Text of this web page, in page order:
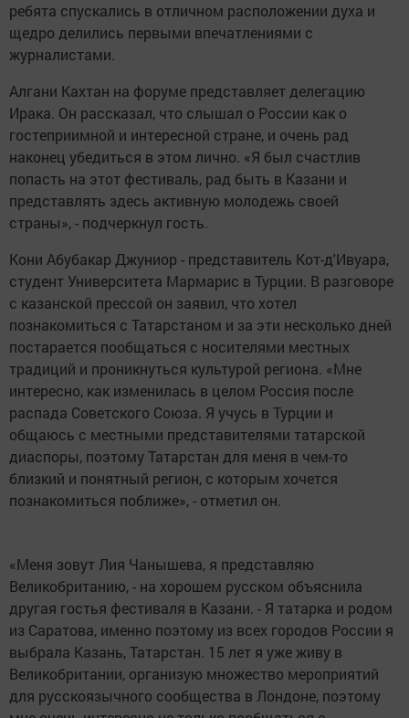
ребята спускались в отличном расположении духа и
щедро делились первыми впечатлениями с
журналистами.
Алгани Кахтан на форуме представляет делегацию
Ирака. Он рассказал, что слышал о России как о
гостеприимной и интересной стране, и очень рад
наконец убедиться в этом лично. «Я был счастлив
попасть на этот фестиваль, рад быть в Казани и
представлять здесь активную молодежь своей
страны», - подчеркнул гость.
Кони Абубакар Джуниор - представитель Кот-д'Ивуара,
студент Университета Мармарис в Турции. В разговоре
с казанской прессой он заявил, что хотел
познакомиться с Татарстаном и за эти несколько дней
постарается пообщаться с носителями местных
традиций и проникнуться культурой региона. «Мне
интересно, как изменилась в целом Россия после
распада Советского Союза. Я учусь в Турции и
общаюсь с местными представителями татарской
диаспоры, поэтому Татарстан для меня в чем-то
близкий и понятный регион, с которым хочется
познакомиться поближе», - отметил он.
«Меня зовут Лия Чанышева, я представляю
Великобританию, - на хорошем русском объяснила
другая гостья фестиваля в Казани. - Я татарка и родом
из Саратова, именно поэтому из всех городов России я
выбрала Казань, Татарстан. 15 лет я уже живу в
Великобритании, организую множество мероприятий
для русскоязычного сообщества в Лондоне, поэтому